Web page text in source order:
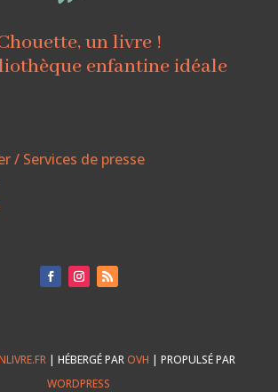
un livre !
enfantine idéale
/ Services de presse
| HÉBERGÉ PAROVH | PROPULSÉ PAR
WORDPRESS